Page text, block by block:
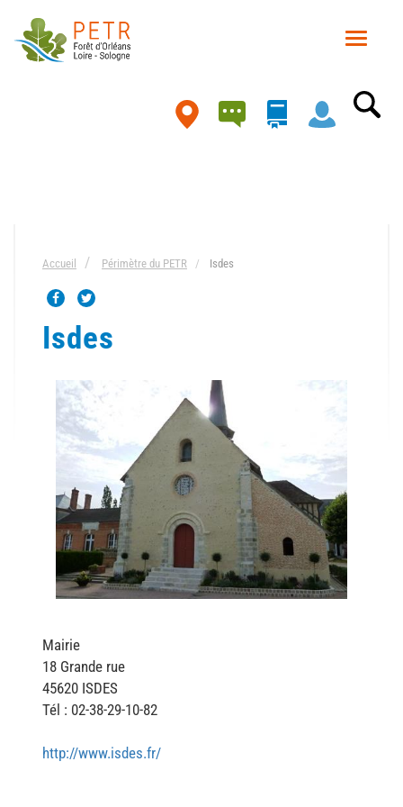
contenu
Toggle
Carte
Accueil Périmètre du PETR Isdes
Isdes
Mairie
18 Grande rue
45620 ISDES
Tél : 02-38-29-10-82
http://www.isdes.fr/